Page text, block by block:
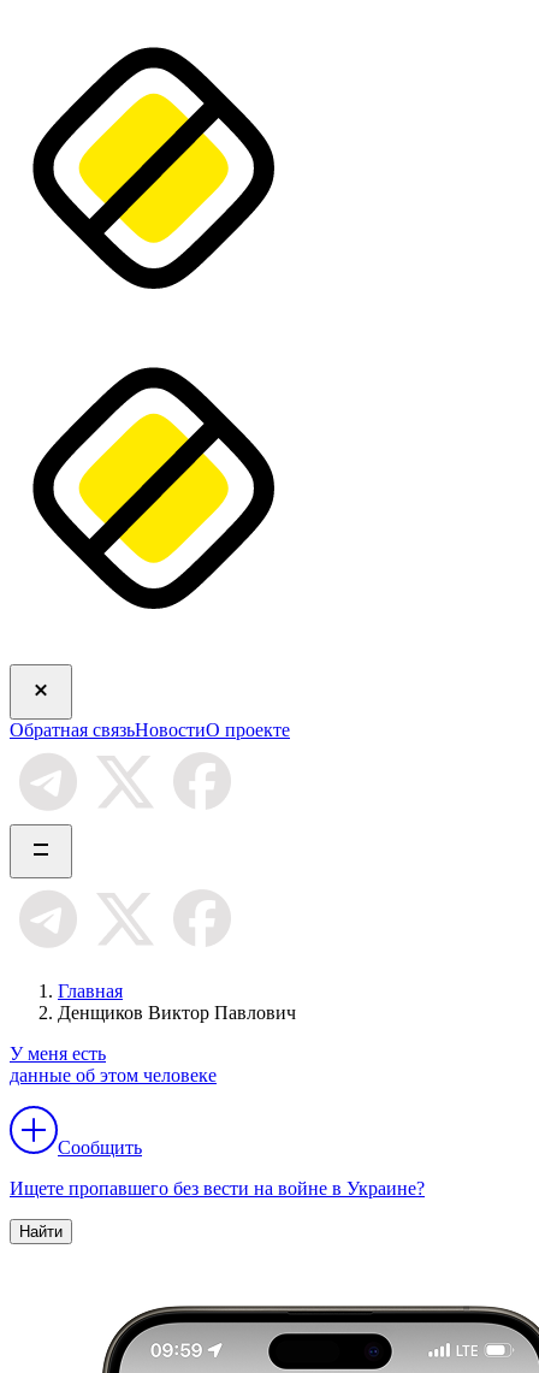
Обратная связьНовостиО проекте
Главная
Денщиков Виктор Павлович
У меня есть
данные об этом человеке
Сообщить
Ищете пропавшего без вести на войне в Украине?
Найти